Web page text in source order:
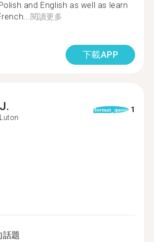
and English as well as learn
閱讀更多
下載APP
J.
Luton
format_quote 1
題